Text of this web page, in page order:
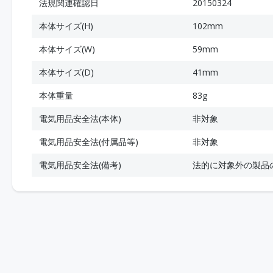
法規関連確認日
20150324
本体サイズ(H)
102mm
本体サイズ(W)
59mm
本体サイズ(D)
41mm
本体重量
83g
電気用品安全法(本体)
非対象
電気用品安全法(付属品等)
非対象
電気用品安全法(備考)
法的に対象外の製品